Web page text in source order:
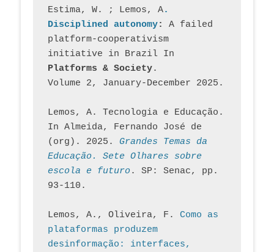
Estima, W. ; Lemos, A.
Disciplined autonomy: A failed
platform-cooperativism
initiative in Brazil In
Platforms & Society.
Volume 2, January-December 2025.
Lemos, A. Tecnologia e Educação.
In Almeida, Fernando José de
(org). 2025. Grandes Temas da
Educação. Sete Olhares sobre
escola e futuro. SP: Senac, pp.
93-110.
Lemos, A., Oliveira, F. Como as
plataformas produzem
desinformação: interfaces,